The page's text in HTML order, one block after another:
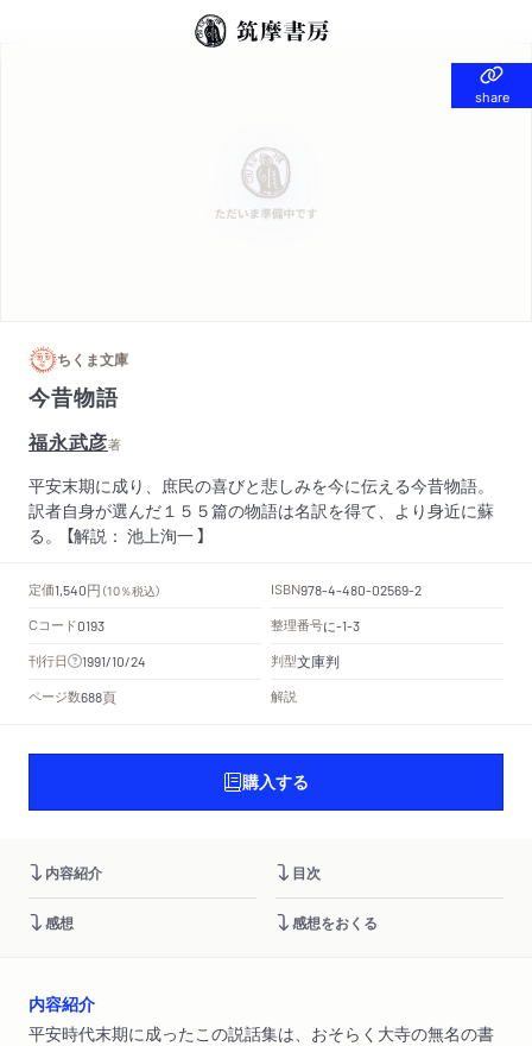
share
share
ちくま文庫
今昔物語
福永武彦著
平安末期に成り、庶民の喜びと悲しみを今に伝える今昔物語。
訳者自身が選んだ１５５篇の物語は名訳を得て、より身近に蘇
る。 【解説： 池上洵一 】
定価1,540円 （10％税込） ISBN978-4-480-02569-2
Cコード0193 整理番号に-1-3
刊行日 1991/10/24 判型文庫判
ページ数688頁 解説
購入する
内容紹介 目次
感想 感想をおくる
内容紹介
平安時代末期に成ったこの説話集は、おそらく大寺の無名の書